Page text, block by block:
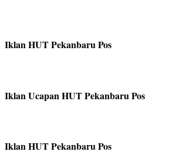
Iklan HUT Pekanbaru Pos
Iklan Ucapan HUT Pekanbaru Pos
Iklan HUT Pekanbaru Pos